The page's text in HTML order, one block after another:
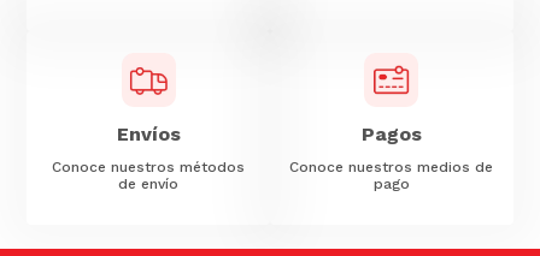
Envíos
Conoce nuestros métodos
de envío
Pagos
Conoce nuestros medios de
pago